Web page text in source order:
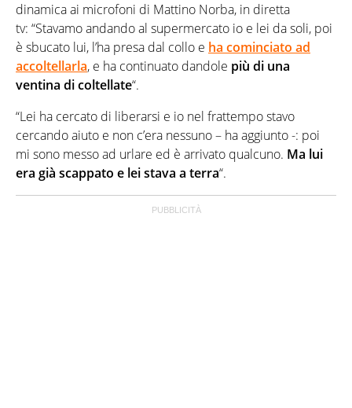
dinamica ai microfoni di Mattino Norba, in diretta
tv: “Stavamo andando al supermercato io e lei da soli, poi
è sbucato lui, l’ha presa dal collo e ha cominciato ad
accoltellarla, e ha continuato dandole più di una
ventina di coltellate“.
“Lei ha cercato di liberarsi e io nel frattempo stavo
cercando aiuto e non c’era nessuno – ha aggiunto -: poi
mi sono messo ad urlare ed è arrivato qualcuno. Ma lui
era già scappato e lei stava a terra“.